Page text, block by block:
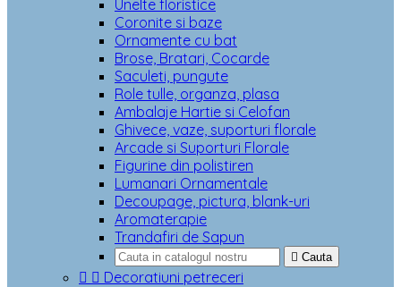
Unelte floristice
Coronite si baze
Ornamente cu bat
Brose, Bratari, Cocarde
Saculeti, pungute
Role tulle, organza, plasa
Ambalaje Hartie si Celofan
Ghivece, vaze, suporturi florale
Arcade si Suporturi Florale
Figurine din polistiren
Lumanari Ornamentale
Decoupage, pictura, blank-uri
Aromaterapie
Trandafiri de Sapun
 Cauta
  Decoratiuni petreceri